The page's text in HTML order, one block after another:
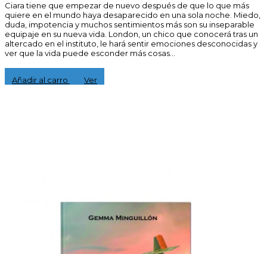
Ciara tiene que empezar de nuevo después de que lo que más
quiere en el mundo haya desaparecido en una sola noche. Miedo,
duda, impotencia y muchos sentimientos más son su inseparable
equipaje en su nueva vida. London, un chico que conocerá tras un
altercado en el instituto, le hará sentir emociones desconocidas y
ver que la vida puede esconder más cosas...
15,00 €
Añadir al carro
Ver